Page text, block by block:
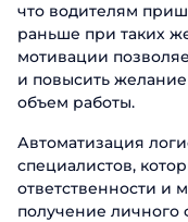
что водителям
раньше при таких
мотивации
и повысить
объем работы.
Автоматизация
специалистов,
ответственности и
получение личного